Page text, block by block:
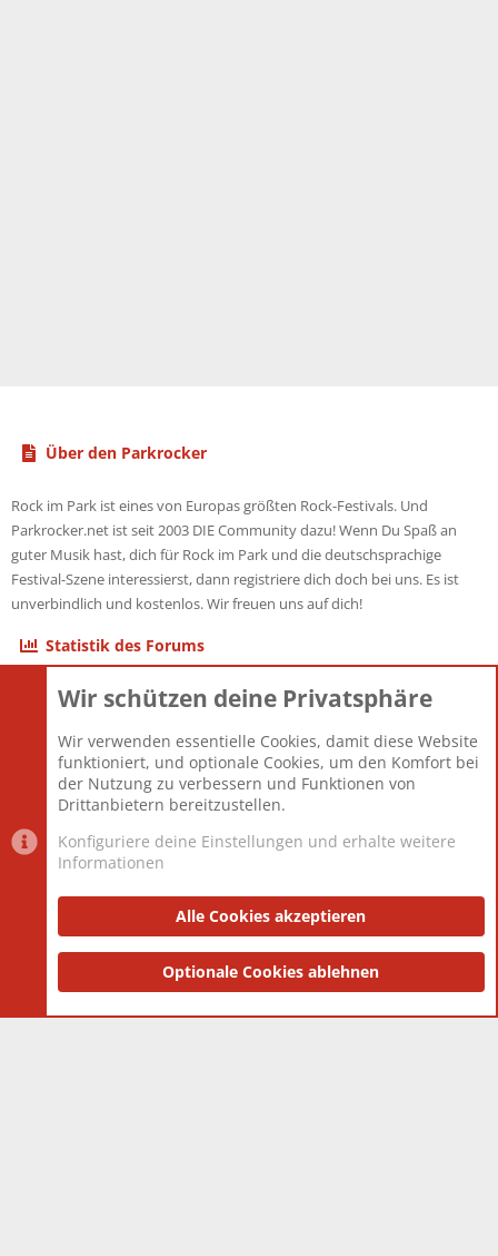
Über den Parkrocker
Rock im Park ist eines von Europas größten Rock-Festivals. Und
Parkrocker.net ist seit 2003 DIE Community dazu! Wenn Du Spaß an
guter Musik hast, dich für Rock im Park und die deutschsprachige
Festival-Szene interessierst, dann registriere dich doch bei uns. Es ist
unverbindlich und kostenlos. Wir freuen uns auf dich!
Statistik des Forums
Themen
Mitglieder
12.425
Neuestes Mitglied
Toddster85
Datenschutzerklärung Impressum
Community platform by XenForo® © 2010-2025 XenForo Ltd.
and add-ons by ThemeHouse
Wir schützen deine Privatsphäre
Wir verwenden essentielle Cookies, damit diese Website
funktioniert, und optionale Cookies, um den Komfort bei
der Nutzung zu verbessern und Funktionen von
Drittanbietern bereitzustellen.
Konfiguriere deine Einstellungen und erhalte weitere
Informationen
Alle Cookies akzeptieren
Optionale Cookies ablehnen